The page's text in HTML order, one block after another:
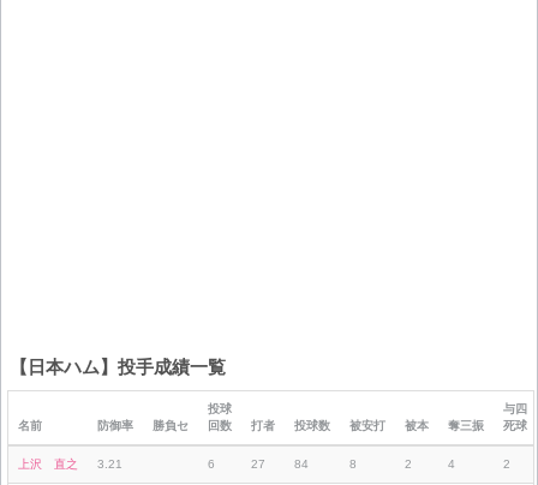
【日本ハム】投手成績一覧
名前 防御率 勝負セ
投球
回数
打者 投球数 被安打 被本 奪三振
与四
死球
上沢 直之 3.21 6 27 84 8 2 4 2